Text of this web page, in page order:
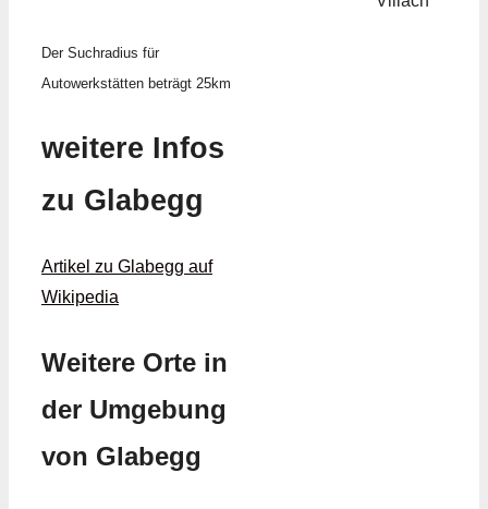
Der Suchradius für
Autowerkstätten beträgt 25km
weitere Infos
zu Glabegg
Artikel zu Glabegg auf
Wikipedia
Weitere Orte in
der Umgebung
von Glabegg